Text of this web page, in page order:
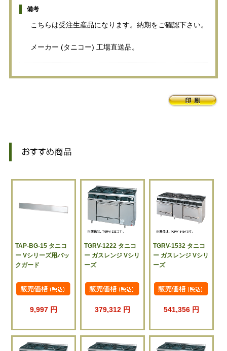
備考
こちらは受注生産品になります。納期をご確認下さい。
メーカー (タニコー) 工場直送品。
TAP-BG-15 タニコ
ー Vシリーズ用バッ
クガード
9,997 円
TGRV-1222 タニコ
ー ガスレンジ Vシリ
ーズ
379,312 円
TGRV-1532 タニコ
ー ガスレンジ Vシリ
ーズ
541,356 円